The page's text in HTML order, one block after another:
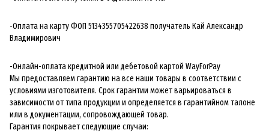
-Оплата на карту ФОП 5134355705422638 получатель Кай Александр
Владимирович
-Онлайн-оплата кредитной или дебетовой картой WayForPay
Мы предоставляем гарантию на все наши товары в соответствии с
условиями изготовителя. Срок гарантии может варьироваться в
зависимости от типа продукции и определяется в гарантийном талоне
или в документации, сопровождающей товар.
Гарантия покрывает следующие случаи: